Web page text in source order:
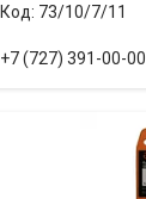
73/10/7/11
+7 (727) 391-00-00